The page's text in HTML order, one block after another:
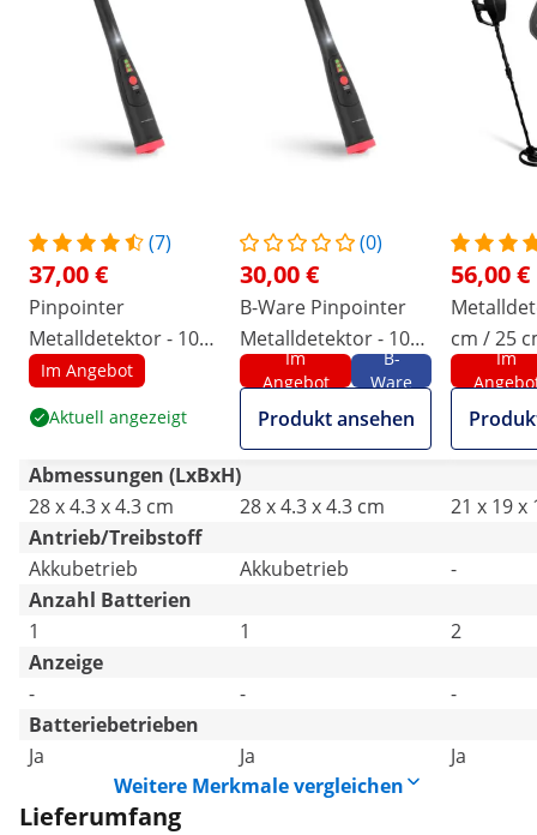
(7)
37,00 €
Pinpointer
Metalldetektor - 10
cm - 360° - LED-
Im Angebot
Aktuell angezeigt
(0)
30,00 €
B-Ware Pinpointer
Metalldetektor - 10
cm - 360° - LED-
Taschenlampe
Im
Angebot
B-
Ware
Produkt ansehen
56,00 €
cm / 25
Im
Abmessungen (LxBxH)
28 x 4.3 x 4.3 cm
28 x 4.3 x 4.3 cm
21 x 19 x
Antrieb/Treibstoff
Akkubetrieb
Akkubetrieb
-
Anzahl Batterien
1
1
2
Anzeige
-
-
-
Batteriebetrieben
Ja
Ja
Ja
Weitere Merkmale vergleichen
Lieferumfang